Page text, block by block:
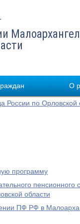
О
России по Орловской
программу
области
ПФ РФ в